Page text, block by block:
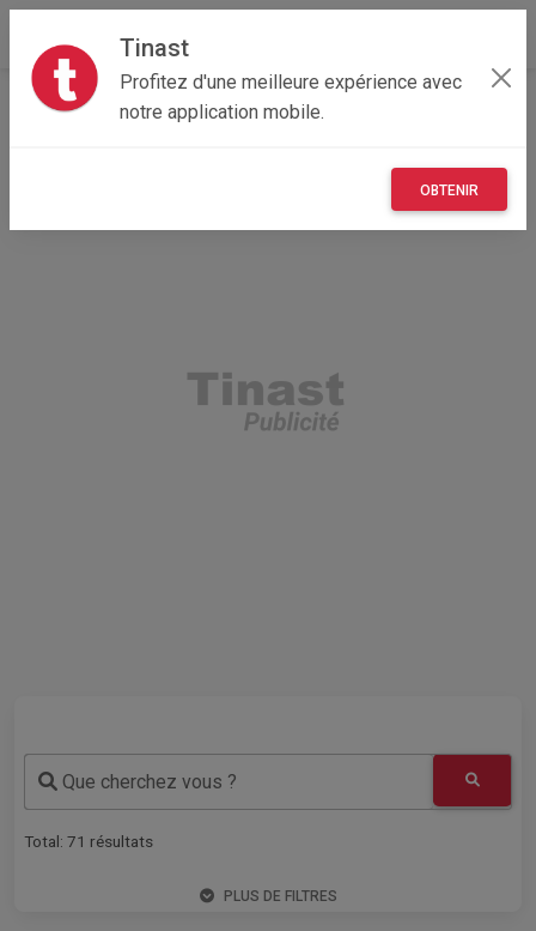
Tinast
Profitez d'une meilleure expérience avec
notre application mobile.
OBTENIR
Accueil Recherche Centre-Val de Loire
Que cherchez vous ?
Total: 71 résultats
PLUS DE FILTRES